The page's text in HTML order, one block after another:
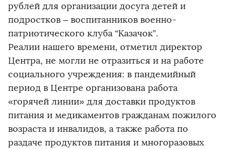
рублей для организации досуга детей и
подростков – воспитанников военно-
патриотического клуба “Казачок”.
Реалии нашего времени, отметил директор
Центра, не могли не отразиться и на работе
социального учреждения: в пандемийный
период в Центре организована работа
«горячей линии» для доставки продуктов
питания и медикаментов гражданам пожилого
возраста и инвалидов, а также работа по
раздаче продуктов питания и многоразовых